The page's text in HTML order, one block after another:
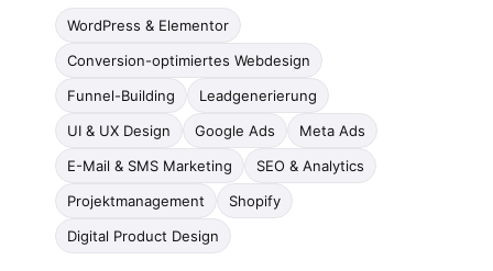
WordPress & Elementor
Conversion-optimiertes Webdesign
Funnel-Building
Leadgenerierung
UI & UX Design
Google Ads
Meta Ads
E-Mail & SMS Marketing
SEO & Analytics
Projektmanagement
Shopify
Digital Product Design